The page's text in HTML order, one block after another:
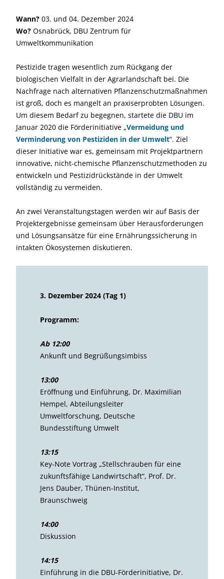
Wann? 03. und 04. Dezember 2024
Wo? Osnabrück, DBU Zentrum für
Umweltkommunikation
Pestizide tragen wesentlich zum Rückgang der
biologischen Vielfalt in der Agrarlandschaft bei. Die
Nachfrage nach alternativen Pflanzenschutzmaßnahmen
ist groß, doch es mangelt an praxiserprobten Lösungen.
Um diesem Bedarf zu begegnen, startete die DBU im
Januar 2020 die Förderinitiative „Vermeidung und
Verminderung von Pestiziden in der Umwelt“. Ziel
dieser Initiative war es, gemeinsam mit Projektpartnern
innovative, nicht-chemische Pflanzenschutzmethoden zu
entwickeln und Pestizidrückstände in der Umwelt
vollständig zu vermeiden.
An zwei Veranstaltungstagen werden wir auf Basis der
Projektergebnisse gemeinsam über Herausforderungen
und Lösungsansätze für eine Ernährungssicherung in
intakten Ökosystemen diskutieren.
3. Dezember 2024 (Tag 1)
Programm:
Ab 12:00
Ankunft und Begrüßungsimbiss
13:00
Eröffnung und Einführung, Dr. Maximilian
Hempel, Abteilungsleiter
Umweltforschung, Deutsche
Bundesstiftung Umwelt
13:15
Key-Note Vortrag „Stellschrauben für eine
zukunftsfähige Landwirtschaft“, Prof. Dr.
Jens Dauber, Thünen-Institut,
Braunschweig
14:00
Diskussion
14:15
Einführung in die DBU-Förderinitiative, Dr.